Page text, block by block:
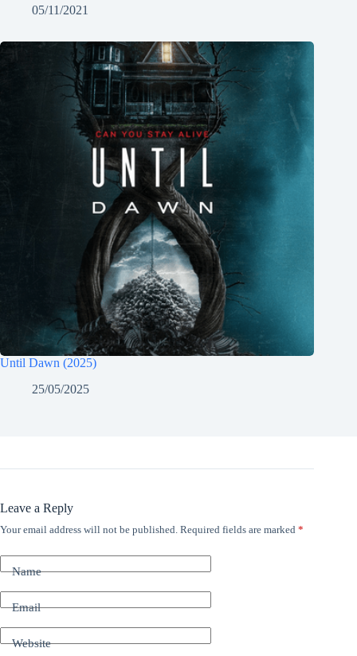
05/11/2021
Until Dawn (2025)
25/05/2025
Leave a Reply
Your email address will not be published. Required fields are marked *
Name
Email
Website